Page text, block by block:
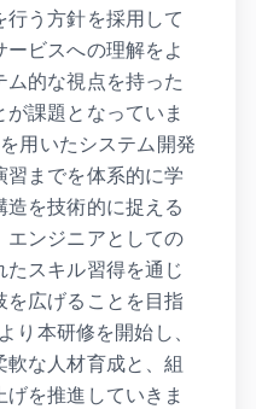
う方針を採用して
ビスへの理解をよ
ム的な視点を持った
課題となっていま
用いたシステム開発
までを体系的に学
を技術的に捉える
エンジニアとしての
スキル習得を通じ
広げることを目指
り本研修を開始し、
な人材育成と、組
を推進していきま